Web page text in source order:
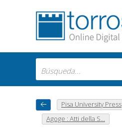
Pisa University Press
Agoge : Atti della S...